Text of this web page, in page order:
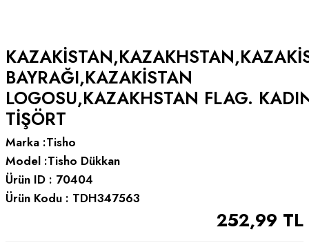
BAYRAĞI,KAZAKISTAN
LOGOSU,KAZAKHSTAN FLAG.
TIŞÖRT
Marka :Tisho
Model :Tisho Dükkan
Ürün ID : 70404
Ürün Kodu : TDH347563
252,99 TL